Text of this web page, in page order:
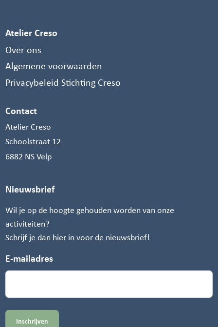
Atelier Creso
Over ons
Algemene voorwaarden
Privacybeleid Stichting Creso
Contact
Atelier Creso
Schoolstraat 12
6882 NS Velp
Nieuwsbrief
Wil je op de hoogte gehouden worden van onze
activiteiten?
Schrijf je dan hier in voor de nieuwsbrief!
E-mailadres